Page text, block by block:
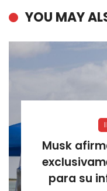
YOU MAY
Musk
para su